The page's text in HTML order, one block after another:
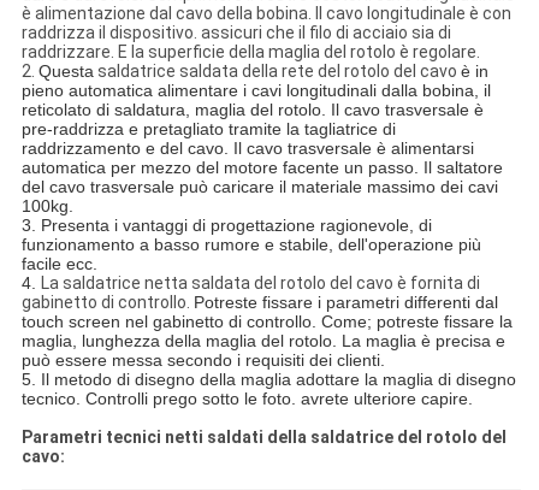
è alimentazione dal cavo della bobina. Il cavo longitudinale è con
raddrizza il dispositivo. assicuri che il filo di acciaio sia di
raddrizzare. E la superficie della maglia del rotolo è regolare.
2. Questasaldatrice saldata della rete del rotolo del cavo è in
pieno automatica alimentare i cavi longitudinali dalla bobina, il
reticolato di saldatura, maglia del rotolo. Il cavo trasversale è
pre-raddrizza e pretagliato tramite la tagliatrice di
raddrizzamento e del cavo. Il cavo trasversale è alimentarsi
automatica per mezzo del motore facente un passo. Il saltatore
del cavo trasversale può caricare il materiale massimo dei cavi
100kg.
3. Presenta i vantaggi di progettazione ragionevole, di
funzionamento a basso rumore e stabile, dell'operazione più
facile ecc.
4. La saldatrice netta saldata del rotolo del cavo è fornita di
gabinetto di controllo. Potreste fissare i parametri differenti dal
touch screen nel gabinetto di controllo. Come; potreste fissare la
maglia, lunghezza della maglia del rotolo. La maglia è precisa e
può essere messa secondo i requisiti dei clienti.
5. Il metodo di disegno della maglia adottare la maglia di disegno
tecnico. Controlli prego sotto le foto. avrete ulteriore capire.
Parametri tecnici netti saldati della saldatrice del rotolo del
cavo: